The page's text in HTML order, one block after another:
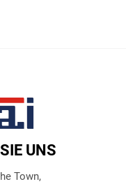
UNS
Town,